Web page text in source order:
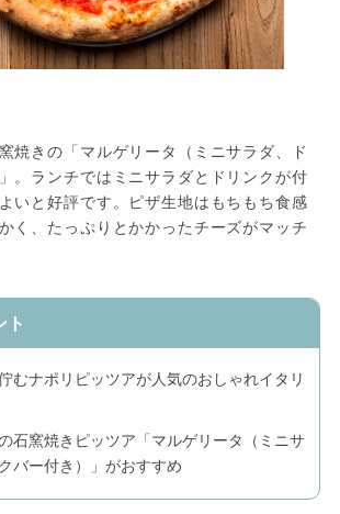
焼きの「マルゲリータ（ミニサラダ、ド
。ランチではミニサラダとドリンクが付
いと好評です。ピザ生地はもちもち食感
く、たっぷりとかかったチーズがマッチ
ト
むナポリピッツアが人気のおしゃれイタリ
石窯焼きピッツア「マルゲリータ（ミニサ
バー付き）」がおすすめ